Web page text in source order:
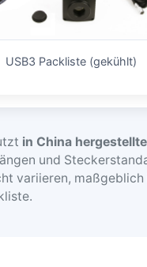
USB3 Packliste (gekühlt)
in China
und
variieren,